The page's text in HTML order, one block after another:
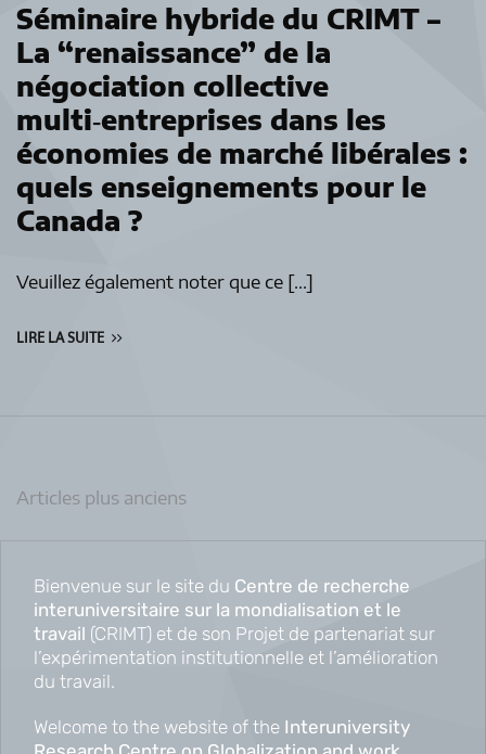
Séminaire hybride du CRIMT –
La “renaissance” de la
négociation collective
multi‑entreprises dans les
économies de marché libérales :
quels enseignements pour le
Canada ?
Veuillez également noter que ce […]
LIRE LA SUITE
Navigation
articles
Articles plus anciens
Bienvenue sur le site du Centre de recherche
interuniversitaire sur la mondialisation et le
travail (CRIMT) et de son Projet de partenariat sur
l’expérimentation institutionnelle et l’amélioration
du travail.
Welcome to the website of the Interuniversity